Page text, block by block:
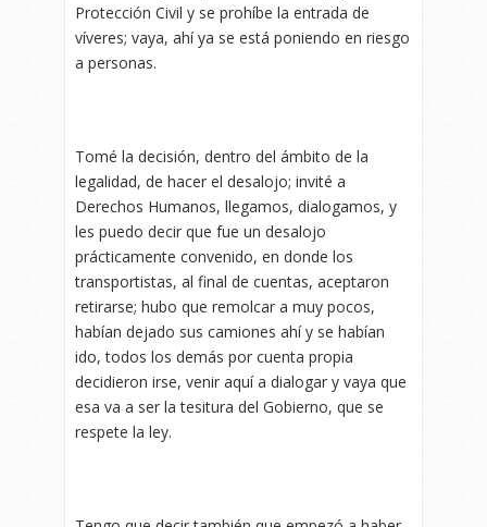
Protección Civil y se prohíbe la entrada de
víveres; vaya, ahí ya se está poniendo en riesgo
a personas.
Tomé la decisión, dentro del ámbito de la
legalidad, de hacer el desalojo; invité a
Derechos Humanos, llegamos, dialogamos, y
les puedo decir que fue un desalojo
prácticamente convenido, en donde los
transportistas, al final de cuentas, aceptaron
retirarse; hubo que remolcar a muy pocos,
habían dejado sus camiones ahí y se habían
ido, todos los demás por cuenta propia
decidieron irse, venir aquí a dialogar y vaya que
esa va a ser la tesitura del Gobierno, que se
respete la ley.